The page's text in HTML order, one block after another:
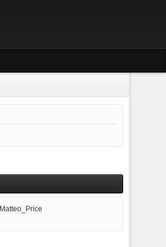
Matteo_Price